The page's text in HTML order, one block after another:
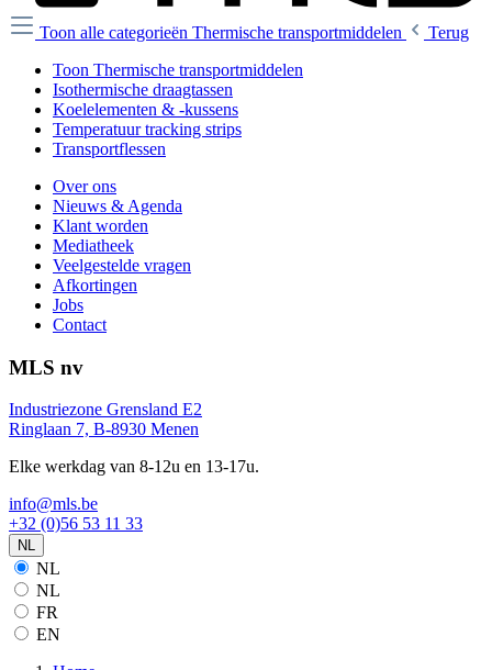
Toon alle categorieën Thermische transportmiddelen
Terug
Toon Thermische transportmiddelen
Isothermische draagtassen
Koelelementen & -kussens
Temperatuur tracking strips
Transportflessen
Over ons
Nieuws & Agenda
Klant worden
Mediatheek
Veelgestelde vragen
Afkortingen
Jobs
Contact
MLS nv
Industriezone Grensland E2
Ringlaan 7, B-8930 Menen
Elke werkdag van 8-12u en 13-17u.
info@mls.be
+32 (0)56 53 11 33
NL
NL
NL
FR
EN